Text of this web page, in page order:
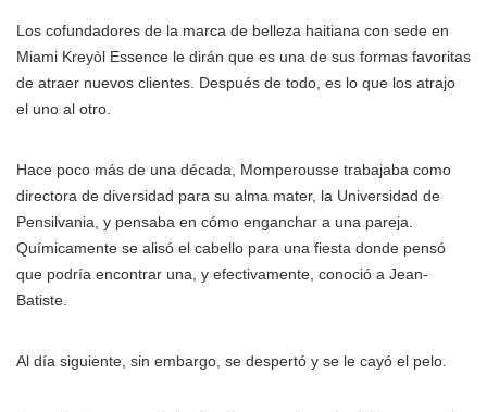
Los cofundadores de la marca de belleza haitiana con sede en
Miami Kreyòl Essence le dirán que es una de sus formas favoritas
de atraer nuevos clientes. Después de todo, es lo que los atrajo
el uno al otro.
Hace poco más de una década, Momperousse trabajaba como
directora de diversidad para su alma mater, la Universidad de
Pensilvania, y pensaba en cómo enganchar a una pareja.
Químicamente se alisó el cabello para una fiesta donde pensó
que podría encontrar una, y efectivamente, conoció a Jean-
Batiste.
Al día siguiente, sin embargo, se despertó y se le cayó el pelo.